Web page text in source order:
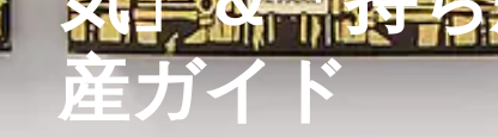
産ガイド